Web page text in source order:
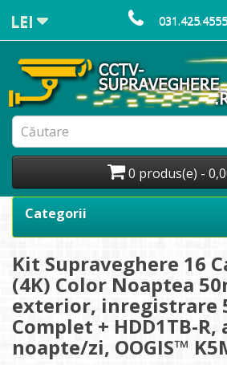
LEI 031.425.4555
0 produs(e) -
Categorii
Kit Supraveghere 16
(4K) Color Noaptea
exterior, inregistrare
Complet + HDD1TB-R,
noapte/zi, OOGIS™